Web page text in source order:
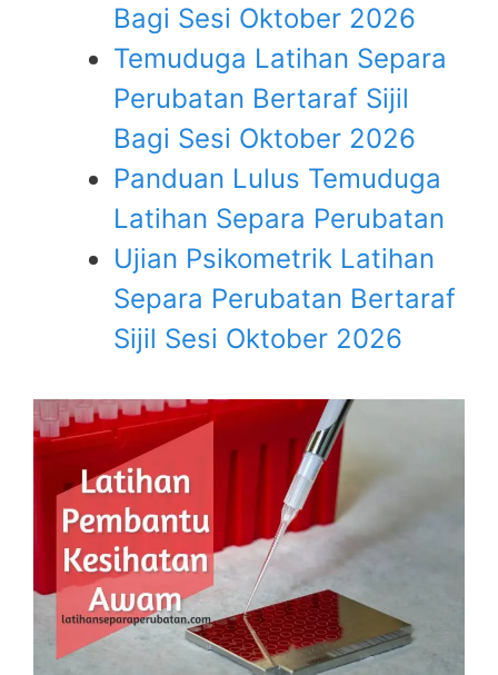
Bagi Sesi Oktober 2026
Temuduga Latihan Separa
Perubatan Bertaraf Sijil
Bagi Sesi Oktober 2026
Panduan Lulus Temuduga
Latihan Separa Perubatan
Ujian Psikometrik Latihan
Separa Perubatan Bertaraf
Sijil Sesi Oktober 2026